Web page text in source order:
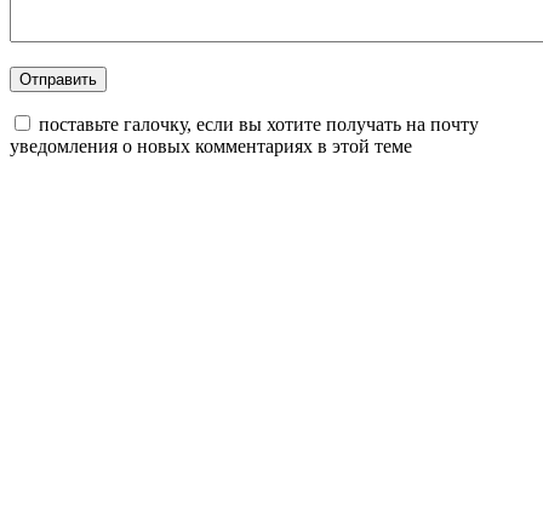
поставьте галочку, если вы хотите получать на почту
уведомления о новых комментариях в этой теме